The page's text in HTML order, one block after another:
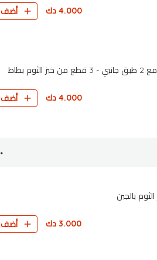
4.000 دك أضف
اختيارك من 2 بيتزا مربعة مع 2 طبق جانبي - 3 قطع من خبز الثوم بطاط
4.000 دك أضف
3.000 دك أضف